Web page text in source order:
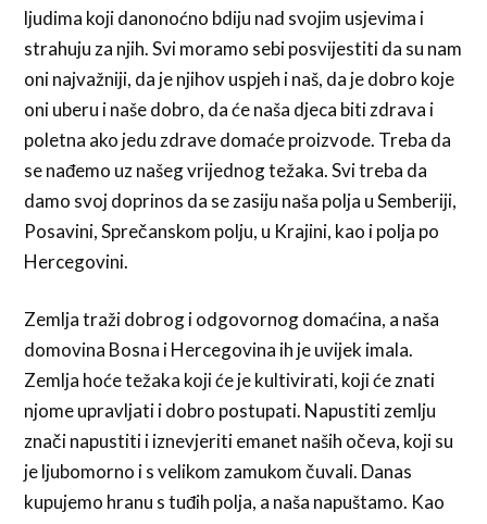
ljudima koji danonoćno bdiju nad svojim usjevima i
strahuju za njih. Svi moramo sebi posvijestiti da su nam
oni najvažniji, da je njihov uspjeh i naš, da je dobro koje
oni uberu i naše dobro, da će naša djeca biti zdrava i
poletna ako jedu zdrave domaće proizvode. Treba da
se nađemo uz našeg vrijednog težaka. Svi treba da
damo svoj doprinos da se zasiju naša polja u Semberiji,
Posavini, Sprečanskom polju, u Krajini, kao i polja po
Hercegovini.
Zemlja traži dobrog i odgovornog domaćina, a naša
domovina Bosna i Hercegovina ih je uvijek imala.
Zemlja hoće težaka koji će je kultivirati, koji će znati
njome upravljati i dobro postupati. Napustiti zemlju
znači napustiti i iznevjeriti emanet naših očeva, koji su
je ljubomorno i s velikom zamukom čuvali. Danas
kupujemo hranu s tuđih polja, a naša napuštamo. Kao